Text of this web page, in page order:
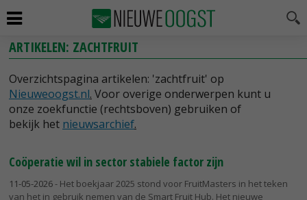
ARTIKELEN: ZACHTFRUIT
Overzichtspagina artikelen: 'zachtfruit' op
Nieuweoogst.nl. Voor overige onderwerpen kunt u
onze zoekfunctie (rechtsboven) gebruiken of
bekijk het nieuwsarchief.
Coöperatie wil in sector stabiele factor zijn
11-05-2026- Het boekjaar 2025 stond voor FruitMasters in het teken
van het in gebruik nemen van de Smart Fruit Hub. Het nieuwe